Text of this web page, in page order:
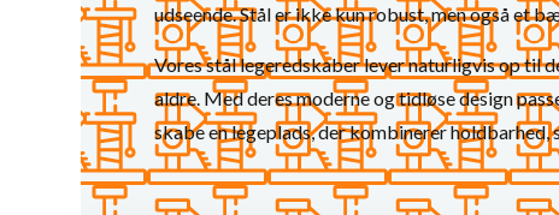
udseende. Stål er ikke kun robust, men også et
Vores stål legeredskaber lever naturligvis op til
aldre. Med deres moderne og tidløse design
skabe en legeplads, der kombinerer holdbarhed,